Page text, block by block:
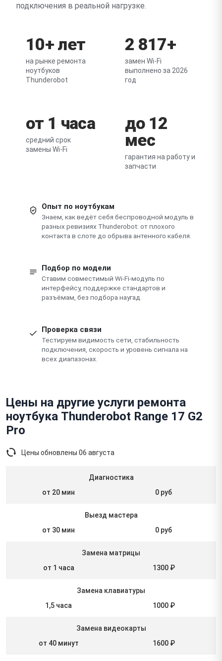
подключения в реальной нагрузке.
10+ лет
на рынке ремонта
ноутбуков
Thunderobot
2 817+
замен Wi-Fi
выполнено за 2026
год
от 1 часа
средний срок
замены Wi-Fi
до 12
мес
гарантия на работу и
запчасти
Опыт по ноутбукам
Знаем, как ведёт себя беспроводной модуль в
разных ревизиях Thunderobot: от плохого
контакта в слоте до обрыва антенного кабеля.
Подбор по модели
Ставим совместимый Wi-Fi-модуль по
интерфейсу, поддержке стандартов и
разъёмам, без подбора наугад.
Проверка связи
Тестируем видимость сети, стабильность
подключения, скорость и уровень сигнала на
всех диапазонах.
Цены на другие услуги ремонта
ноутбука Thunderobot Range 17 G2
Pro
Цены обновлены 06 августа
Диагностика
от 20 мин
0 руб
Выезд мастера
от 30 мин
0 руб
Замена матрицы
от 1 часа
1300 ₽
Замена клавиатуры
1,5 часа
1000 ₽
Замена видеокарты
от 40 минут
1600 ₽